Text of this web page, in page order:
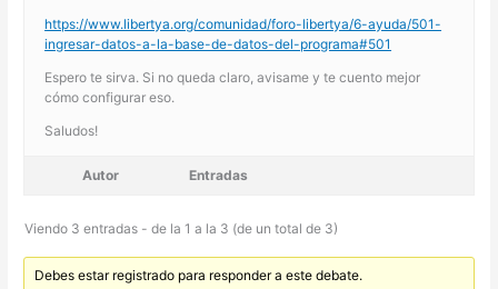
https://www.libertya.org/comunidad/foro-libertya/6-ayuda/501-
ingresar-datos-a-la-base-de-datos-del-programa#501
Espero te sirva. Si no queda claro, avisame y te cuento mejor
cómo configurar eso.
Saludos!
Autor Entradas
Viendo 3 entradas - de la 1 a la 3 (de un total de 3)
Debes estar registrado para responder a este debate.